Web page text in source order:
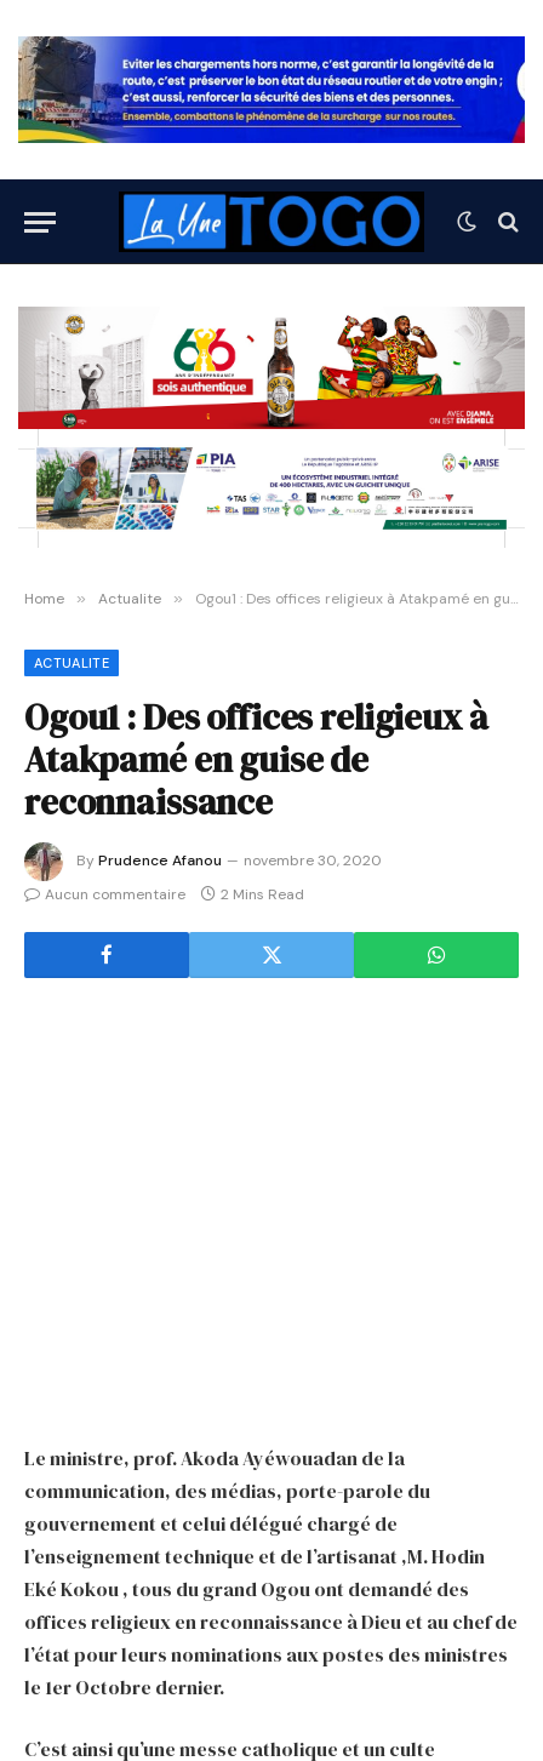
Home » Actualite » Ogou1 : Des offices religieux à Atakpamé en guise de reconnaissance
ACTUALITE
Ogou1 : Des offices religieux à
Atakpamé en guise de
reconnaissance
ByPrudence Afanou
novembre 30, 2020
Aucun commentaire
2 Mins Read
Le ministre, prof. Akoda Ayéwouadan de la
communication, des médias, porte-parole du
gouvernement et celui délégué chargé de
l’enseignement technique et de l’artisanat ,M. Hodin
Eké Kokou , tous du grand Ogou ont demandé des
offices religieux en reconnaissance à Dieu et au chef de
l’état pour leurs nominations aux postes des ministres
le 1er Octobre dernier.
C’est ainsi qu’une messe catholique et un culte